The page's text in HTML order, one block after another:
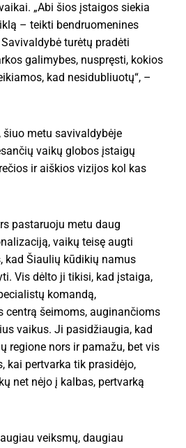
„Abi šios įstaigos siekia
– teikti bendruomenines
turėtų pradėti
galimybes, nuspręsti, kokios
kad nesidubliuotų“, –
šiuo metu savivaldybėje
vaikų globos įstaigų
ir aiškios vizijos kol kas
pastaruoju metu daug
vaikų teisę augti
kad Šiaulių kūdikių namus
Vis dėlto ji tikisi, kad įstaiga,
komandą,
šeimoms, auginančioms
vaikus. Ji pasidžiaugia, kad
regione nors ir pamažu, bet vis
kai pertvarka tik prasidėjo,
net nėjo į kalbas, pertvarką
veiksmų, daugiau